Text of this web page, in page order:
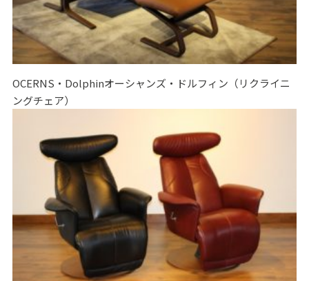
OCERNS・Dolphinオーシャンズ・ドルフィン（リクライニ
ングチェア）